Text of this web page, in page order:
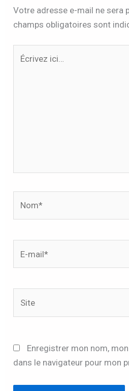
Votre adresse e-mail ne sera
champs obligatoires sont
mail*
Enregistrer mon nom,
dans le navigateur pour mon